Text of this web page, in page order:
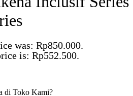
was: Rp850.000.
is: Rp552.500.
di Toko Kami?